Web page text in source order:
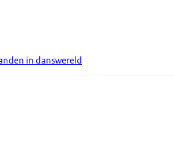
in danswereld